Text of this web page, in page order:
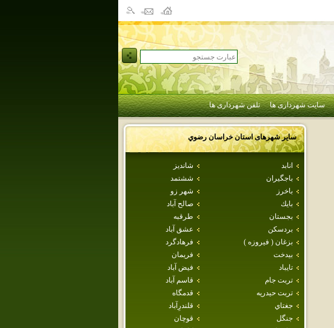
سایت شهرداری ها تلفن شهرداری ها
سایر شهرهای استانخراسان رضوي
انابد
شانديز
باجگيران
ششتمد
باخرز
شهر زو
بايك
صالح آباد
بجستان
طرقبه
بردسكن
عشق آباد
بزغان ( فيروزه )
فرهادگرد
بيدخت
فريمان
تايباد
فيض آباد
تربت جام
قاسم آباد
تربت حيدريه
قدمگاه
جغتاي
قلندرِآباد
جنگل
قوچان